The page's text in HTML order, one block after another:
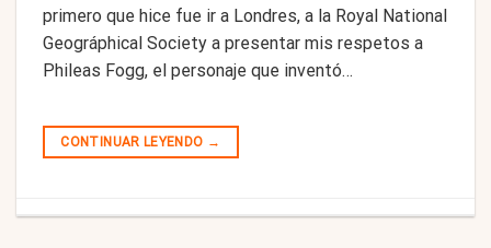
primero que hice fue ir a Londres, a la Royal National
Geográphical Society a presentar mis respetos a
Phileas Fogg, el personaje que inventó…
CONTINUAR LEYENDO →